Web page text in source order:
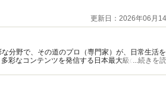
更新日：2026年06月
分野で、その道のプロ（専門家）が、日常生活
彩なコンテンツを発信する日本最大級の総合情
...続きを